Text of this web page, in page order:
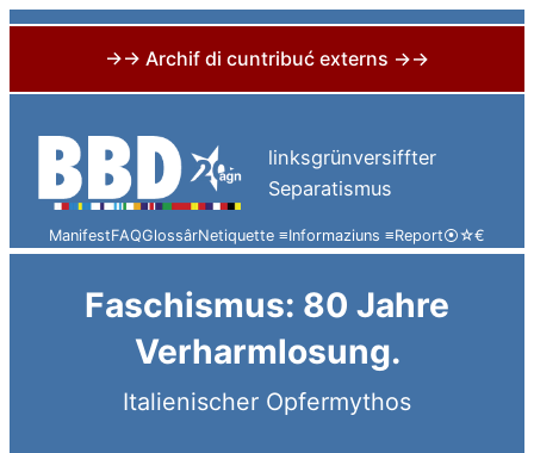
→→ Archif di cuntribuć externs →→
content
linksgrünversiffter
Separatismus
ManifestFAQGlossârNetiquette ≡Informaziuns ≡Report⦿☆€
Faschismus: 80 Jahre
Verharmlosung.
Italienischer Opfermythos